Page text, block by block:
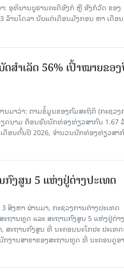
: ອຸທິຍານບູຮານຄະດີອັງກໍ ຫຼື ອັງກໍວັດ ຂອງ
ລ້ານໂດລາ ນັບແຕ່ເດືອນມັງກອນ ຫາ ເດືອນ
ຳ​ເລັດ 56% ເປົ້າ​ໝາຍຂອ
ມາວ່າ: ຕາມ​ຂໍ້​ມູນ​ຂອງ​ກົມ​ສະ​ຖິ​ຕິ (ກະ​ຊວງ​
ດ​ນາມ ຕ້ອນ​ຮັບ​ນັກທ່ອງ​ທ່ຽວ​ສາ​ກົນ 1.67
ເດືອນ​ຕົ້ນ​ປີ 2026, ຈຳ​ນວນ​ນັກ​ທ່ອງ​ທ່ຽວ​ສາ​
ກົງສູນ 5 ແຫ່ງ​ຢູ່​ຕ່າງ​ປະ​ເທດ
ສິງ​ຫາ ຜ່ານມາ, ກະຊວງການຕ່າງປະເທດ
ຖານທູດ ແ​ລະ ສະຖານກົງສູນ 5 ແຫ່ງຢູ່​ຕ່າ
ສະຖານກົງສູນ ທີ່ ນະຄອນນະໂກຢະ ປະເທ
ກງານສາຂາຂອງສະຖານທູດ ທີ່ ນະຄອນດູອ